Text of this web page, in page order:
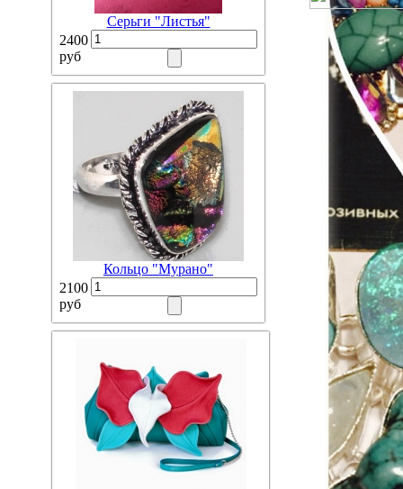
Серьги "Листья"
2400
руб
Кольцо "Мурано"
2100
руб